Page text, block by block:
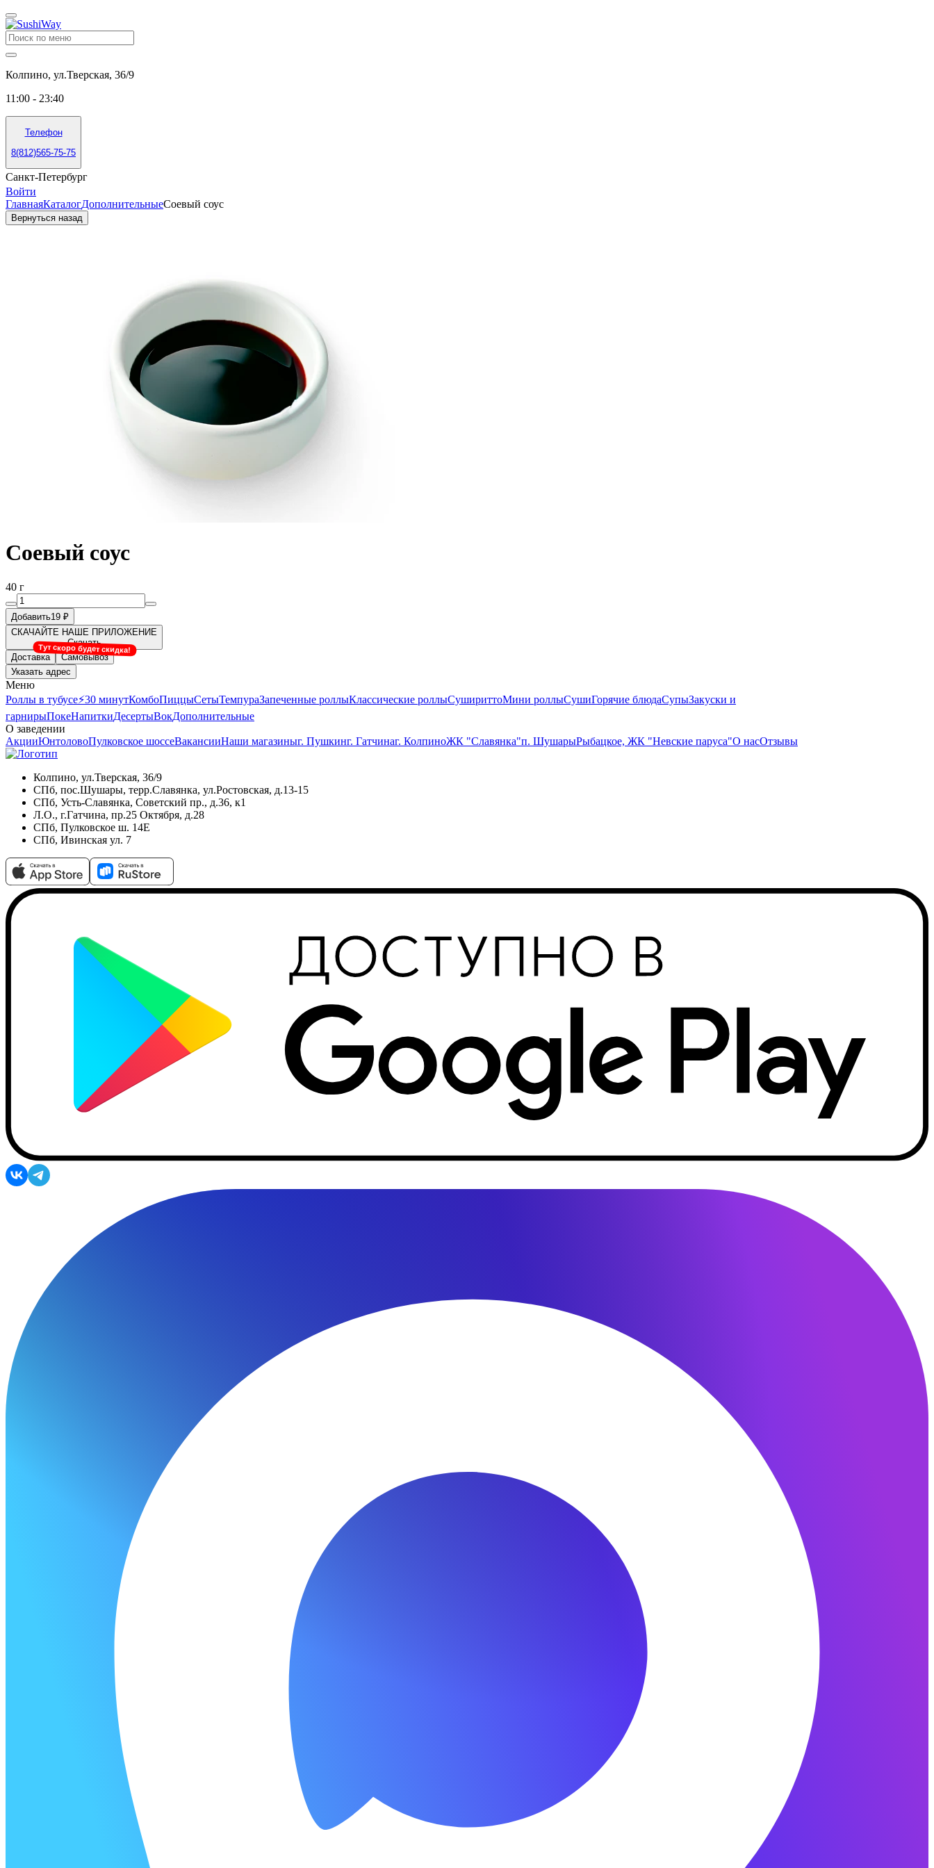
Колпино, ул.Тверская, 36/9
11:00 - 23:40
Телефон
8(812)565-75-75
Санкт-Петербург
Войти
ГлавнаяКаталогДополнительныеСоевый соус
Вернуться назад
Соевый соус
40 г
Добавить19 ₽
СКАЧАЙТЕ НАШЕ ПРИЛОЖЕНИЕ
Скачать
Доставка
Самовывоз
Тут скоро будет скидка!
Указать адрес
Меню
Роллы в тубусе⚡️30 минутКомбоПиццыСетыТемпураЗапеченные роллыКлассические роллыСушириттоМини роллыСушиГорячие блюдаСупыЗакуски и
гарнирыПокеНапиткиДесертыВокДополнительные
О заведении
АкцииЮнтоловоПулковское шоссеВакансииНаши магазиныг. Пушкинг. Гатчинаг. КолпиноЖК "Славянка"п. ШушарыРыбацкое, ЖК "Невские паруса"О насОтзывы
Колпино, ул.Тверская, 36/9
СПб, пос.Шушары, терр.Славянка, ул.Ростовская, д.13-15
СПб, Усть-Славянка, Советский пр., д.36, к1
Л.О., г.Гатчина, пр.25 Октября, д.28
СПб, Пулковское ш. 14Е
СПб, Ивинская ул. 7